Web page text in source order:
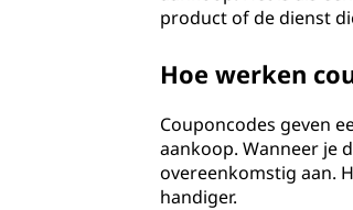
product of de dienst
Hoe werken
Couponcodes geven
aankoop. Wanneer je
overeenkomstig aan.
handiger.